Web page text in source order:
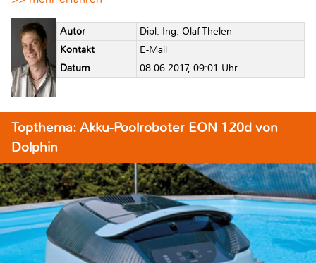
Autor
Dipl.-Ing. Olaf Thelen
Kontakt
E-Mail
Datum
08.06.2017, 09:01 Uhr
Topthema: Akku-Poolroboter EON 120d von
Dolphin